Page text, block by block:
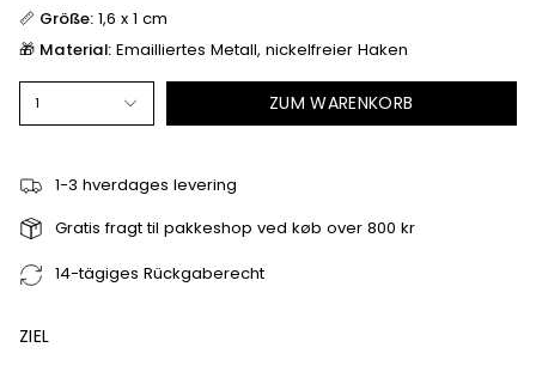
📏 Größe: 1,6 x 1 cm
🎁 Material: Emailliertes Metall, nickelfreier Haken
1 ZUM WARENKORB
1-3 hverdages levering
Gratis fragt til pakkeshop ved køb over 800 kr
14-tägiges Rückgaberecht
ZIEL